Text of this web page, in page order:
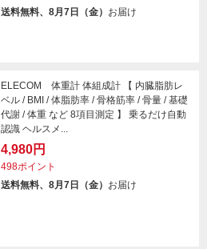
送料無料、8月7日（金） お届け
ELECOM 体重計 体組成計 【 内臓脂肪レ
ベル / BMI / 体脂肪率 / 骨格筋率 / 骨量 / 基礎
代謝 / 体重 など 8項目測定 】 乗るだけ自動
認識 ヘルスメ...
4,980円
498ポイント
送料無料、8月7日（金） お届け